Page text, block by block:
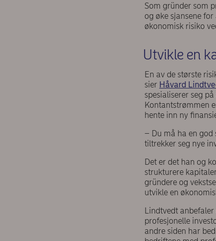
Som gründer som
og øke sjansene
økonomisk risiko
Utvikle en
En av de største
sier Håvard
spesialiserer seg
Kontantstrømmen
hente inn ny
– Du må ha en
tiltrekker seg nye
Det er det han og
strukturere
gründere og
utvikle en
Lindtvedt
profesjonelle
andre siden har